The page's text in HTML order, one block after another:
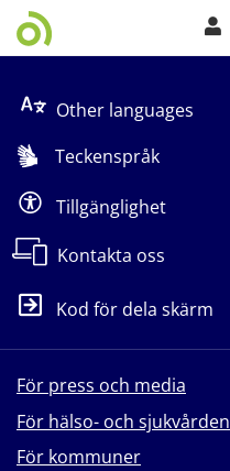
Other languages
Teckenspråk
Tillgänglighet
Kontakta oss
Kod för dela skärm
För press och media
För hälso- och sjukvården
För kommuner